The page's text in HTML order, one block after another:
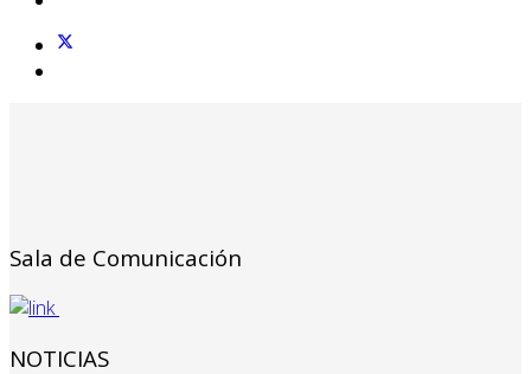
Sala de Comunicación
NOTICIAS